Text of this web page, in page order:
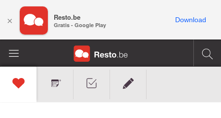
× Resto.be
Gratis - Google Play
Download